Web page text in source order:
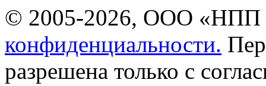
© 2005-2026, ООО «НПП
конфиденциальности.
разрешена только с